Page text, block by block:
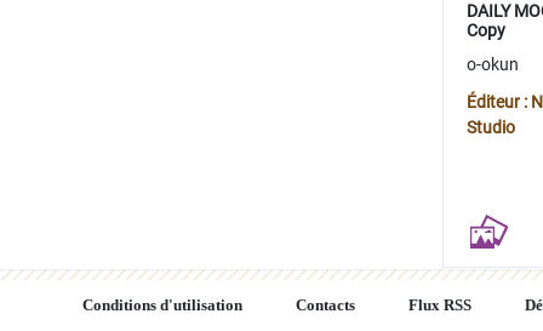
DAILY
Copy
o-okun
Éditeur :
Studio
Conditions d'utilisation Contacts Flux RSS